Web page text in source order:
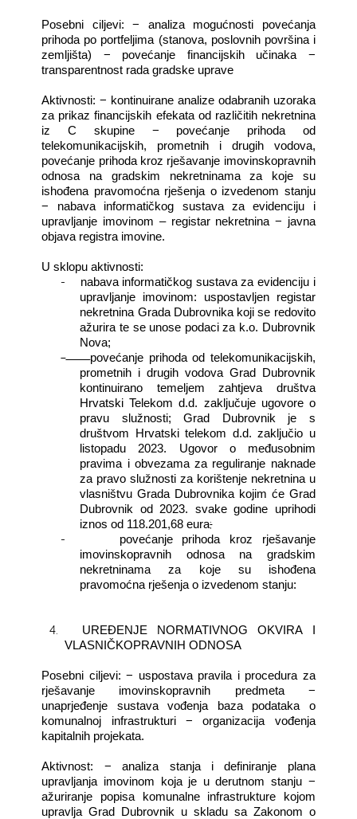
Posebni ciljevi: − analiza mogućnosti povećanja
prihoda po portfeljima (stanova, poslovnih površina i
zemljišta) − povećanje financijskih učinaka −
transparentnost rada gradske uprave
Aktivnosti: − kontinuirane analize odabranih uzoraka
za prikaz financijskih efekata od različitih nekretnina
iz C skupine − povećanje prihoda od
telekomunikacijskih, prometnih i drugih vodova,
povećanje prihoda kroz rješavanje imovinskopravnih
odnosa na gradskim nekretninama za koje su
ishođena pravomoćna rješenja o izvedenom stanju
− nabava informatičkog sustava za evidenciju i
upravljanje imovinom – registar nekretnina − javna
objava registra imovine.
U sklopu aktivnosti:
-
nabava informatičkog sustava za evidenciju i
upravljanje imovinom: uspostavljen registar
nekretnina Grada Dubrovnika koji se redovito
ažurira te se unose podaci za k.o. Dubrovnik
Nova;
-
povećanje prihoda od telekomunikacijskih,
prometnih i drugih vodova Grad Dubrovnik
kontinuirano temeljem zahtjeva društva
Hrvatski Telekom d.d. zaključuje ugovore o
pravu služnosti; Grad Dubrovnik je s
društvom Hrvatski telekom d.d. zaključio u
listopadu 2023. Ugovor o međusobnim
pravima i obvezama za reguliranje naknade
za pravo služnosti za korištenje nekretnina u
vlasništvu Grada Dubrovnika kojim će Grad
Dubrovnik od 2023. svake godine uprihodi
iznos od 118.201,68 eura;
-
povećanje prihoda kroz rješavanje
imovinskopravnih odnosa na gradskim
nekretninama za koje su ishođena
pravomoćna rješenja o izvedenom stanju:
4.
UREĐENJE NORMATIVNOG OKVIRA I
VLASNIČKOPRAVNIH ODNOSA
Posebni ciljevi: − uspostava pravila i procedura za
rješavanje imovinskopravnih predmeta −
unaprjeđenje sustava vođenja baza podataka o
komunalnoj infrastrukturi − organizacija vođenja
kapitalnih projekata.
Aktivnost: −analiza stanja i definiranje plana
upravljanja imovinom koja je u derutnom stanju −
ažuriranje popisa komunalne infrastrukture kojom
upravlja Grad Dubrovnik u skladu sa Zakonom o